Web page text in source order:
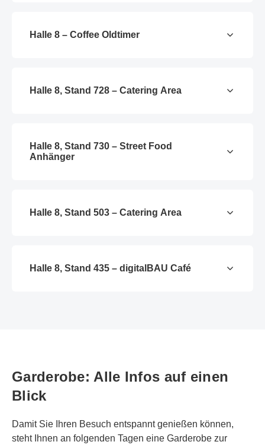
Halle 8 – Coffee Oldtimer
Halle 8, Stand 728 – Catering Area
Halle 8, Stand 730 – Street Food
Anhänger
Halle 8, Stand 503 – Catering Area
Halle 8, Stand 435 – digitalBAU Café
Garderobe: Alle Infos auf einen
Blick
Damit Sie Ihren Besuch entspannt genießen können,
steht Ihnen an folgenden Tagen eine Garderobe zur